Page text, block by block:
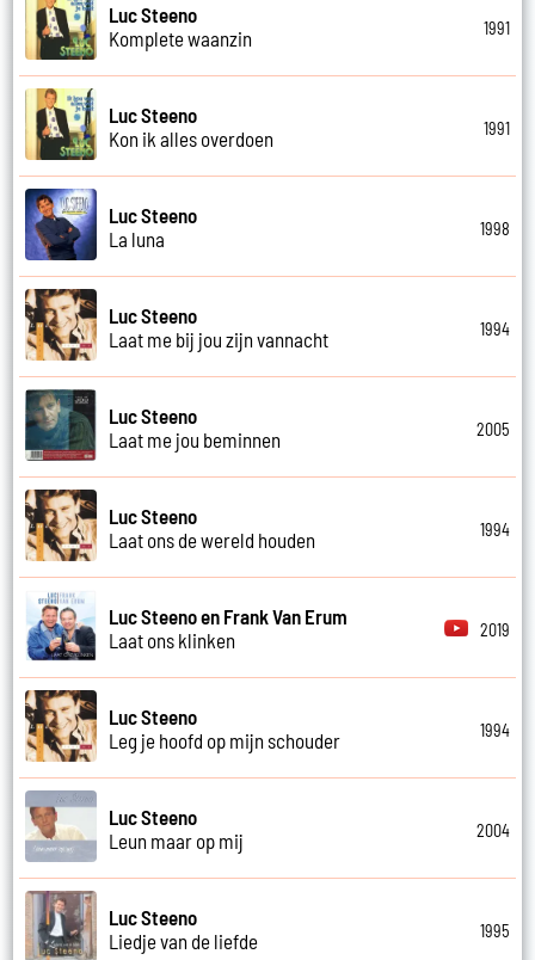
Luc Steeno
Komplete waanzin
1991
Luc Steeno
Kon ik alles overdoen
1991
Luc Steeno
La luna
1998
Luc Steeno
Laat me bij jou zijn vannacht
1994
Luc Steeno
Laat me jou beminnen
2005
Luc Steeno
Laat ons de wereld houden
1994
Luc Steeno en Frank Van Erum
Laat ons klinken
2019
Luc Steeno
Leg je hoofd op mijn schouder
1994
Luc Steeno
Leun maar op mij
2004
Luc Steeno
Liedje van de liefde
1995